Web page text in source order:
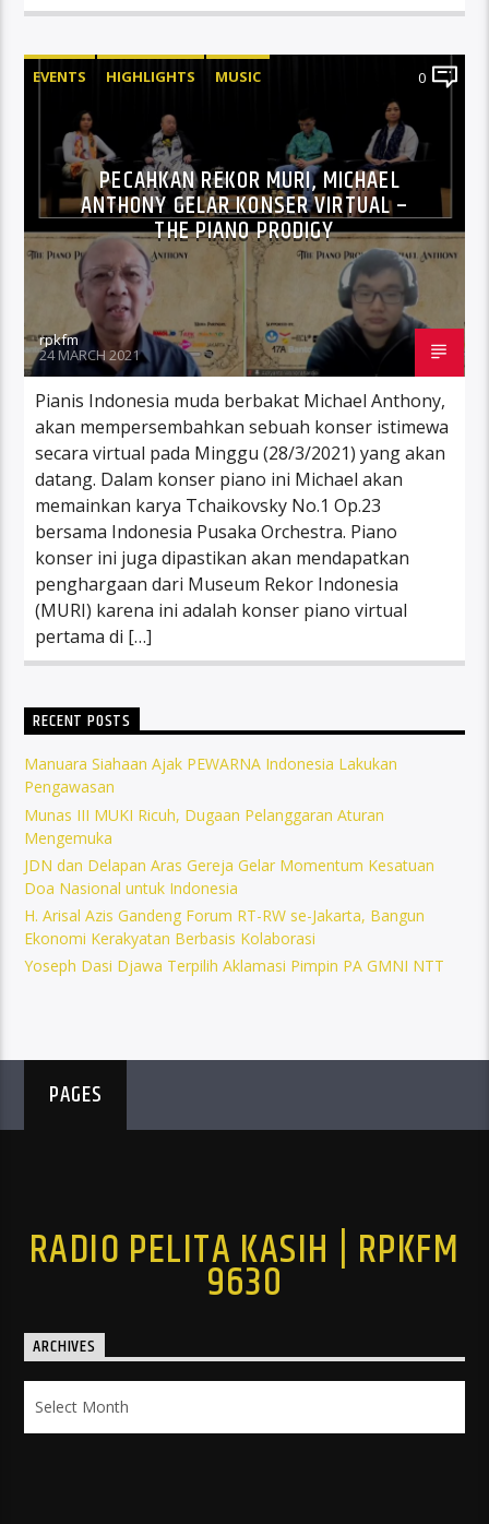
EVENTS HIGHLIGHTS MUSIC 0
PECAHKAN REKOR MURI, MICHAEL
ANTHONY GELAR KONSER VIRTUAL –
THE PIANO PRODIGY
rpkfm
24 MARCH 2021
Pianis Indonesia muda berbakat Michael Anthony,
akan mempersembahkan sebuah konser istimewa
secara virtual pada Minggu (28/3/2021) yang akan
datang. Dalam konser piano ini Michael akan
memainkan karya Tchaikovsky No.1 Op.23
bersama Indonesia Pusaka Orchestra. Piano
konser ini juga dipastikan akan mendapatkan
penghargaan dari Museum Rekor Indonesia
(MURI) karena ini adalah konser piano virtual
pertama di […]
RECENT POSTS
Manuara Siahaan Ajak PEWARNA Indonesia Lakukan
Pengawasan
Munas III MUKI Ricuh, Dugaan Pelanggaran Aturan
Mengemuka
JDN dan Delapan Aras Gereja Gelar Momentum Kesatuan
Doa Nasional untuk Indonesia
H. Arisal Azis Gandeng Forum RT-RW se-Jakarta, Bangun
Ekonomi Kerakyatan Berbasis Kolaborasi
Yoseph Dasi Djawa Terpilih Aklamasi Pimpin PA GMNI NTT
PAGES
RADIO PELITA KASIH | RPKFM
9630
ARCHIVES